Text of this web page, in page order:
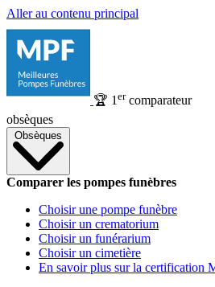
Aller au contenu principal
🏆 1 ercomparateur
obsèques
Obsèques
Comparer les pompes funèbres
Choisir une pompe funèbre
Choisir un crematorium
Choisir un funérarium
Choisir un cimetière
En savoir plus sur la certification